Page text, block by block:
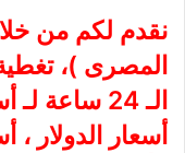
نقدم لكم من
المصرى )،
الـ 24
أسعار الدولار ،